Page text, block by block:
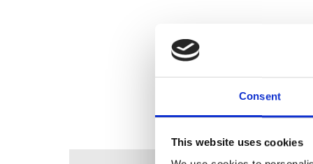
Consent
This website uses cookies